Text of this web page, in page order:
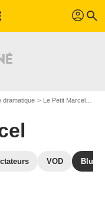
profil search
dramatique Le Petit Marcel
VOD Blu-